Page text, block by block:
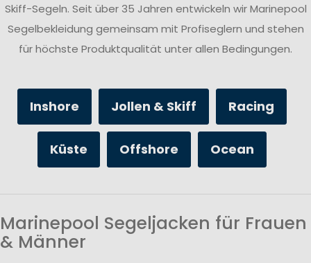
Skiff-Segeln. Seit über 35 Jahren entwickeln wir Marinepool
Segelbekleidung gemeinsam mit Profiseglern und stehen
für höchste Produktqualität unter allen Bedingungen.
Inshore Jollen & Skiff Racing
Küste Offshore Ocean
Marinepool Segeljacken für Frauen
& Männer